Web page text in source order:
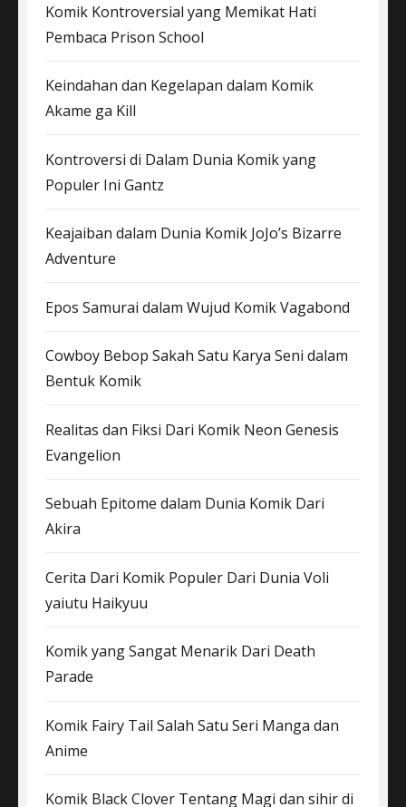
Komik Kontroversial yang Memikat Hati
Pembaca Prison School
Keindahan dan Kegelapan dalam Komik
Akame ga Kill
Kontroversi di Dalam Dunia Komik yang
Populer Ini Gantz
Keajaiban dalam Dunia Komik JoJo’s Bizarre
Adventure
Epos Samurai dalam Wujud Komik Vagabond
Cowboy Bebop Sakah Satu Karya Seni dalam
Bentuk Komik
Realitas dan Fiksi Dari Komik Neon Genesis
Evangelion
Sebuah Epitome dalam Dunia Komik Dari
Akira
Cerita Dari Komik Populer Dari Dunia Voli
yaiutu Haikyuu
Komik yang Sangat Menarik Dari Death
Parade
Komik Fairy Tail Salah Satu Seri Manga dan
Anime
Komik Black Clover Tentang Magi dan sihir di